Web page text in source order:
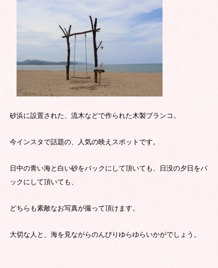
砂浜に設置された、流木などで作られた木製ブランコ。
今インスタで話題の、人気の映えスポットです。
日中の青い海と白い砂をバックにして頂いても、日没の夕日をバ
ックにして頂いても、
どちらも素敵なお写真が撮って頂けます。
大切な人と、海を見ながらのんびりゆらゆらいかがでしょう。